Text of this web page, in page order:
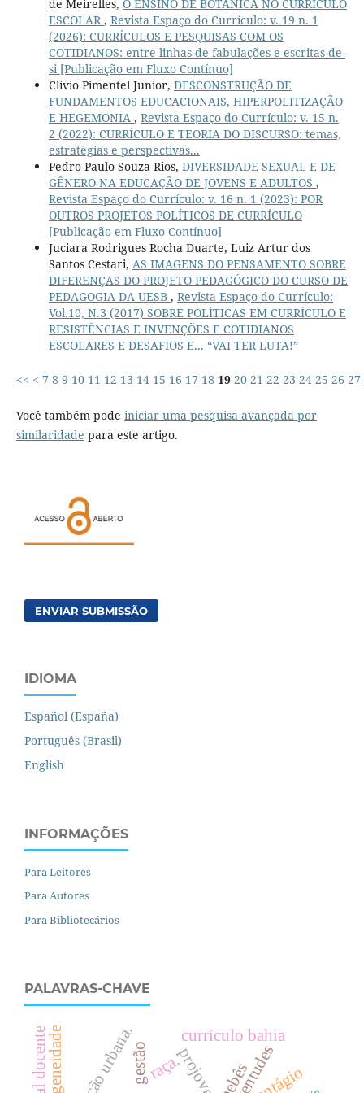
de Meirelles, O ENSINO DE BOTÂNICA NO CURRÍCULO
ESCOLAR, Revista Espaço do Currículo: v. 19 n. 1
(2026): CURRÍCULOS E PESQUISAS COM OS
COTIDIANOS: entre linhas de fabulações e escritas-de-
si [Publicação em Fluxo Contínuo]
Clívio Pimentel Junior, DESCONSTRUÇÃO DE
FUNDAMENTOS EDUCACIONAIS, HIPERPOLITIZAÇÃO
E HEGEMONIA , Revista Espaço do Currículo: v. 15 n.
2 (2022): CURRÍCULO E TEORIA DO DISCURSO: temas,
estratégias e perspectivas...
Pedro Paulo Souza Rios, DIVERSIDADE SEXUAL E DE
GÊNERO NA EDUCAÇÃO DE JOVENS E ADULTOS ,
Revista Espaço do Currículo: v. 16 n. 1 (2023): POR
OUTROS PROJETOS POLÍTICOS DE CURRÍCULO
[Publicação em Fluxo Contínuo]
Juciara Rodrigues Rocha Duarte, Luiz Artur dos
Santos Cestari, AS IMAGENS DO PENSAMENTO SOBRE
DIFERENÇAS DO PROJETO PEDAGÓGICO DO CURSO DE
PEDAGOGIA DA UESB , Revista Espaço do Currículo:
Vol.10, N.3 (2017) SOBRE POLÍTICAS EM CURRÍCULO E
RESISTÊNCIAS E INVENÇÕES E COTIDIANOS
ESCOLARES E DESAFIOS E... “VAI TER LUTA!”
<< < 7 8 9 10 11 12 13 14 15 16 17 18 19 20 21 22 23 24 25 26 27
Você também pode iniciar uma pesquisa avançada por
similaridade para este artigo.
ENVIAR SUBMISSÃO
IDIOMA
Español (España)
Português (Brasil)
English
INFORMAÇÕES
Para Leitores
Para Autores
Para Bibliotecários
PALAVRAS-CHAVE
. raça.
gestão bebês
currículo bahia